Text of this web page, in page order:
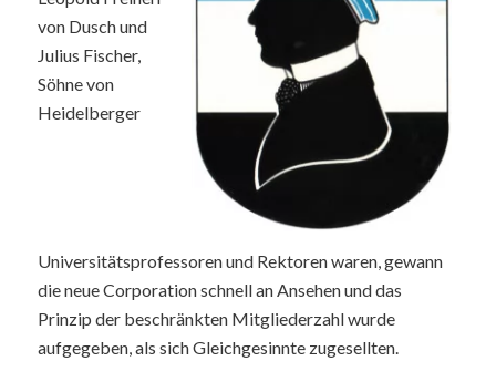
von Dusch und
Julius Fischer,
Söhne von
Heidelberger
Universitätsprofessoren und Rektoren waren, gewann
die neue Corporation schnell an Ansehen und das
Prinzip der beschränkten Mitgliederzahl wurde
aufgegeben, als sich Gleichgesinnte zugesellten.